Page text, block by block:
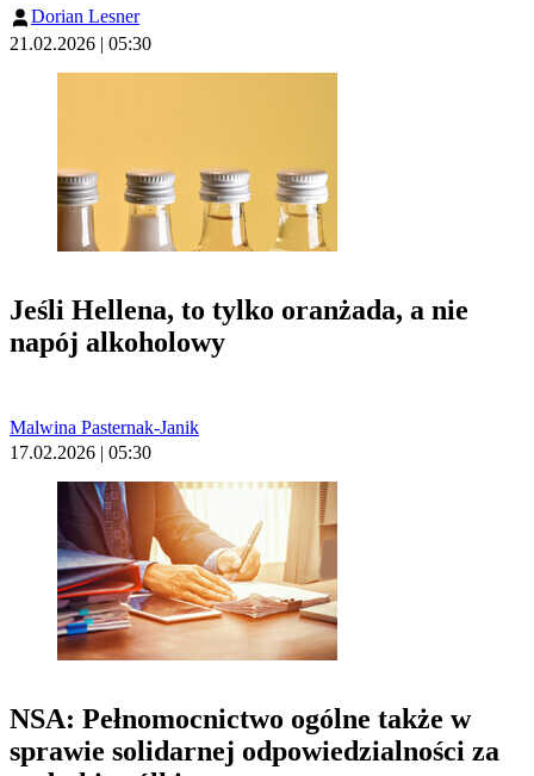
Dorian Lesner
21.02.2026 | 05:30
Jeśli Hellena, to tylko oranżada, a nie
napój alkoholowy
Malwina Pasternak-Janik
17.02.2026 | 05:30
NSA: Pełnomocnictwo ogólne także w
sprawie solidarnej odpowiedzialności za